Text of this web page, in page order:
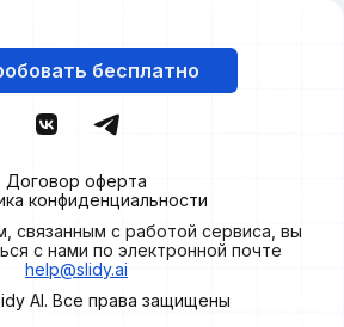
бесплатно
Договор оферта
конфиденциальности
связанным с работой сервиса, вы
с нами по электронной почте
help@slidy.ai
AI. Все права защищены